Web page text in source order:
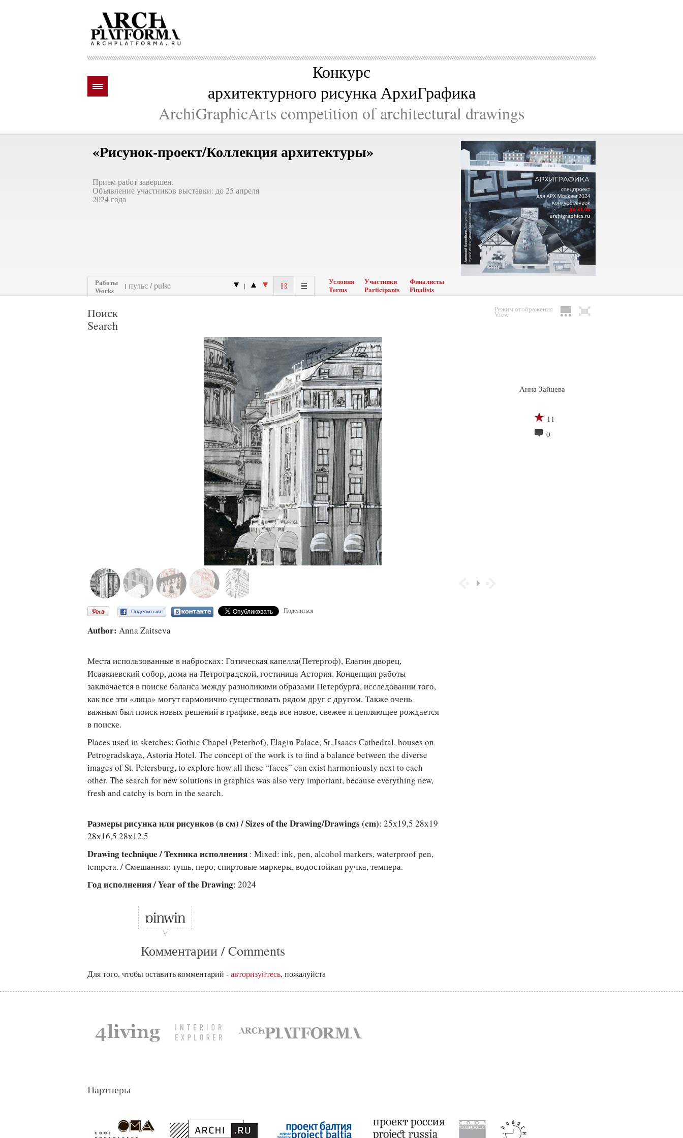
Конкурс
архитектурного рисунка АрхиГрафика
ArchiGraphicArts competition of architectural drawings
«Рисунок-проект/Коллекция архитектуры»
Прием работ завершен.
Объявление участников выставки: до 25 апреля
2024 года
Работы
Works
| |
Условия
Terms
Участники
Participants
Финалисты
Finalists
Поиск
Search
Режим отображения
View
Анна Зайцева
11
0
Поделиться
Author: Anna Zaitseva
Места использованные в набросках: Готическая капелла(Петергоф), Елагин дворец,
Исаакиевский собор, дома на Петроградской, гостиница Астория. Концепция работы
заключается в поиске баланса между разноликими образами Петербурга, исследовании того,
как все эти «лица» могут гармонично существовать рядом друг с другом. Также очень
важным был поиск новых решений в графике, ведь все новое, свежее и цепляющее рождается
в поиске.
Places used in sketches: Gothic Chapel (Peterhof), Elagin Palace, St. Isaacs Cathedral, houses on
Petrogradskaya, Astoria Hotel. The concept of the work is to find a balance between the diverse
images of St. Petersburg, to explore how all these “faces” can exist harmoniously next to each
other. The search for new solutions in graphics was also very important, because everything new,
fresh and catchy is born in the search.
Размеры рисунка или рисунков (в см) / Sizes of the Drawing/Drawings (cm): 25х19,5 28х19
28х16,5 28х12,5
Drawing technique / Техника исполнения : Mixed: ink, pen, alcohol markers, waterproof pen,
tempera. / Смешанная: тушь, перо, спиртовые маркеры, водостойкая ручка, темпера.
Год исполнения / Year of the Drawing: 2024
Комментарии / Comments
Для того, чтобы оставить комментарий - авторизуйтесь, пожалуйста
Партнеры